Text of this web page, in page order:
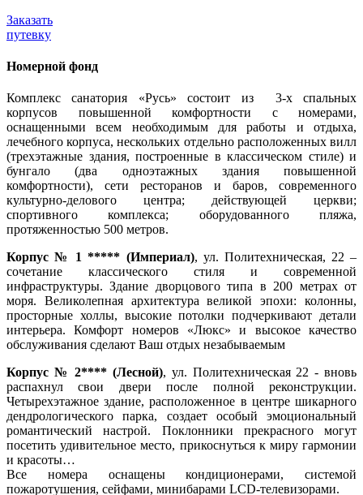
Заказать
путевку
Номерной фонд
Комплекс санатория «Русь» состоит из 3-х спальных
корпусов повышенной комфортности с номерами,
оснащенными всем необходимым для работы и отдыха,
лечебного корпуса, нескольких отдельно расположенных вилл
(трехэтажные здания, построенные в классическом стиле) и
бунгало (два одноэтажных здания повышенной
комфортности), сети ресторанов и баров, современного
культурно-делового центра; действующей церкви;
спортивного комплекса; оборудованного пляжа,
протяженностью 500 метров.
Корпус № 1 ***** (Империал), ул. Политехническая, 22 –
сочетание классического стиля и современной
инфраструктуры. Здание дворцового типа в 200 метрах от
моря. Великолепная архитектура великой эпохи: колонны,
просторные холлы, высокие потолки подчеркивают детали
интерьера. Комфорт номеров «Люкс» и высокое качество
обслуживания сделают Ваш отдых незабываемым
Корпус № 2**** (Лесной), ул. Политехническая 22 - вновь
распахнул свои двери после полной реконструкции.
Четырехэтажное здание, расположенное в центре шикарного
дендрологического парка, создает особый эмоциональный
романтический настрой. Поклонники прекрасного могут
посетить удивительное место, прикоснуться к миру гармонии
и красоты…
Все номера оснащены кондиционерами, системой
пожаротушения, сейфами, минибарами LCD-телевизорами.